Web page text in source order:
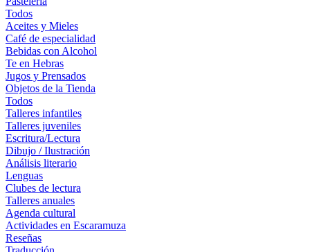
Todos
Aceites y Mieles
Café de especialidad
Bebidas con Alcohol
Te en Hebras
Jugos y Prensados
Objetos de la Tienda
Todos
Talleres infantiles
Talleres juveniles
Escritura/Lectura
Dibujo / Ilustración
Análisis literario
Lenguas
Clubes de lectura
Talleres anuales
Agenda cultural
Actividades en Escaramuza
Reseñas